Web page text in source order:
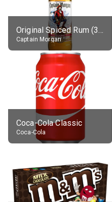
Original Spiced Rum (35% alc.)
Captain Morgan
Coca-Cola Classic
Coca-Cola